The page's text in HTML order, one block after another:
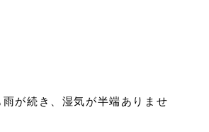
が続き、湿気が半端ありませ